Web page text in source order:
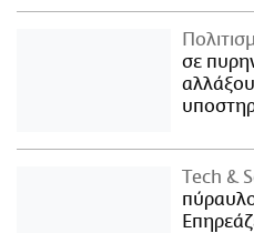
σε
Τech &